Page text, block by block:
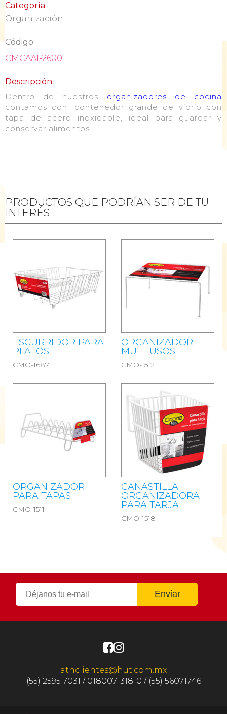
Categoría
Organización
Código
CMCAAI-2600
Descripción
Dentro de nuestros organizadores de cocina
contamos con, contenedor grande de vidrio con
tapa de acero inoxidable, ideal para guardar y
conservar alimentos.
PRODUCTOS QUE PODRÍAN SER DE TU
INTERÉS
ESCURRIDOR PARA
PLATOS
CMO-1687
ORGANIZADOR
MULTIUSOS
CMO-1512
ORGANIZADOR
PARA TAPAS
CMO-1511
CANASTILLA
ORGANIZADORA
PARA TARJA
CMO-1518
atnclientes@hut.com.mx
(55) 2595 7031 / 018007131810 / (55) 56071746